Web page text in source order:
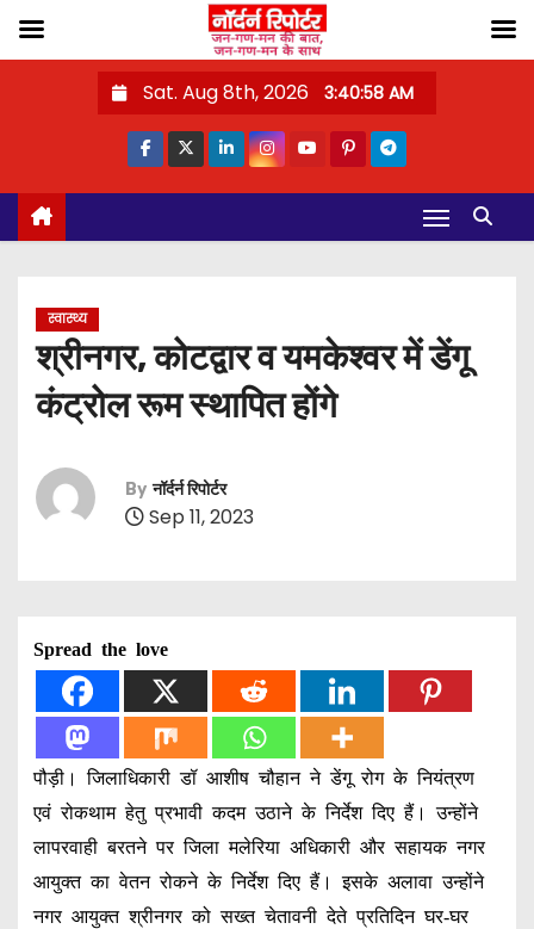
o
Sat. Aug 8th, 2026 3:40:59 AM
स्वास्थ्य
श्रीनगर, कोटद्वार व यमकेश्वर में डेंगू
कंट्रोल रूम स्थापित होंगे
By नॉर्दर्न रिपोर्टर
Sep 11, 2023
Spread the love
पौड़ी। जिलाधिकारी डॉ आशीष चौहान ने डेंगू रोग के नियंत्रण
एवं रोकथाम हेतु प्रभावी कदम उठाने के निर्देश दिए हैं। उन्होंने
लापरवाही बरतने पर जिला मलेरिया अधिकारी और सहायक नगर
आयुक्त का वेतन रोकने के निर्देश दिए हैं। इसके अलावा उन्होंने
नगर आयुक्त श्रीनगर को सख्त चेतावनी देते प्रतिदिन घर-घर